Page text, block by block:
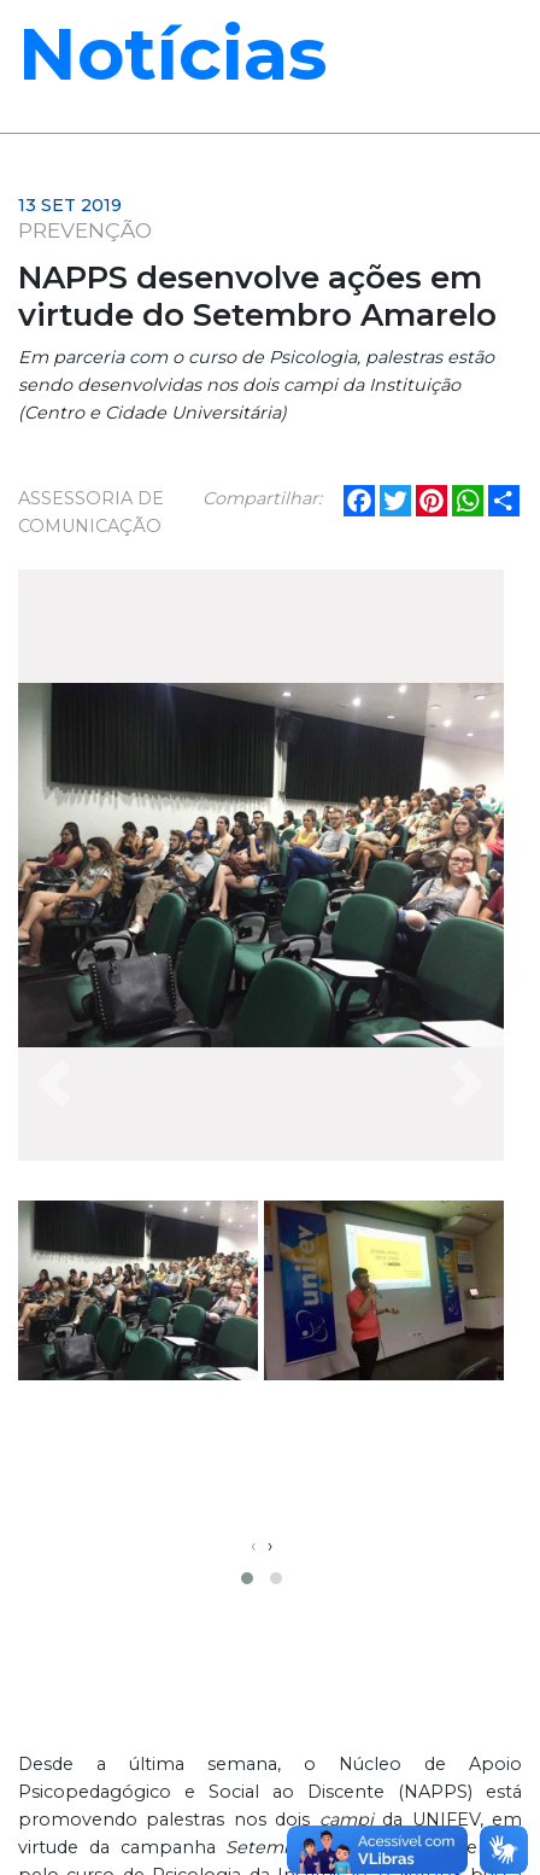
Notícias
13 SET 2019
PREVENÇÃO
NAPPS desenvolve ações em
virtude do Setembro Amarelo
Em parceria com o curso de Psicologia, palestras estão
sendo desenvolvidas nos dois campi da Instituição
(Centro e Cidade Universitária)
Compartilhar: Facebook
TwitterPinterest
ASSESSORIA DE
COMUNICAÇÃO
‹ ›
Desde a última semana, o Núcleo de Apoio
Psicopedagógico e Social ao Discente (NAPPS) está
promovendo palestras nos dois campida UNIFEV, em
virtude da campanha Setembro Amarelo. Coordenado